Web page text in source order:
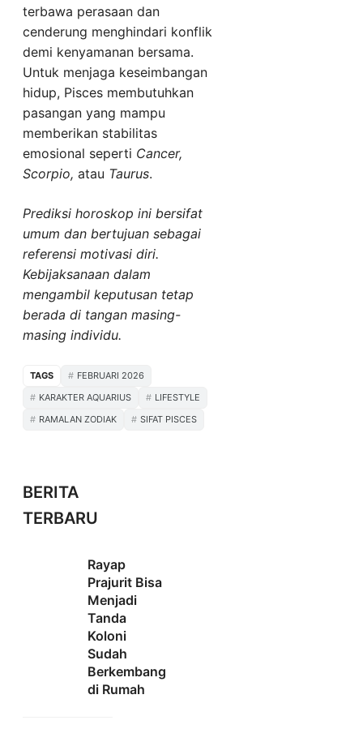
terbawa perasaan dan
cenderung menghindari konflik
demi kenyamanan bersama.
Untuk menjaga keseimbangan
hidup, Pisces membutuhkan
pasangan yang mampu
memberikan stabilitas
emosional seperti Cancer,
Scorpio, atau Taurus.
Prediksi horoskop ini bersifat
umum dan bertujuan sebagai
referensi motivasi diri.
Kebijaksanaan dalam
mengambil keputusan tetap
berada di tangan masing-
masing individu.
TAGS
FEBRUARI 2026
KARAKTER AQUARIUS
LIFESTYLE
RAMALAN ZODIAK
SIFAT PISCES
BERITA
TERBARU
Rayap
Prajurit Bisa
Menjadi
Tanda
Koloni
Sudah
Berkembang
di Rumah